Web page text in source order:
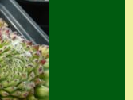
Naturformen
S. x nixonii
Semps die ich
suche